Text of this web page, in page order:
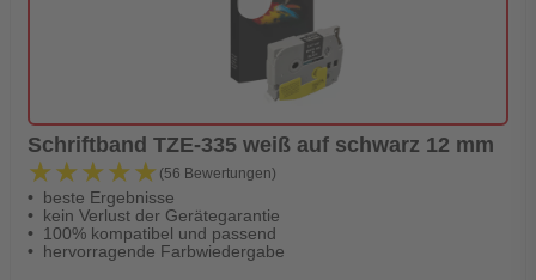
Schriftband TZE-335 weiß auf schwarz 12 mm
★★★★★
★★★★★ (56 Bewertungen)
beste Ergebnisse
kein Verlust der Gerätegarantie
100% kompatibel und passend
hervorragende Farbwiedergabe